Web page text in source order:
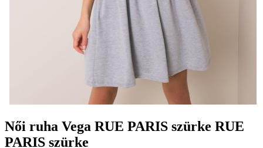
Női ruha Vega RUE PARIS szürke RUE
PARIS szürke